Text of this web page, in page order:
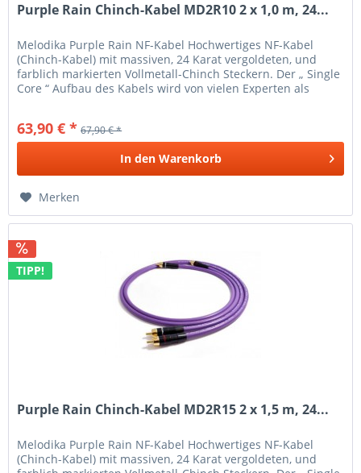
Purple Rain Chinch-Kabel MD2R10 2 x 1,0 m, 24...
Melodika Purple Rain NF-Kabel Hochwertiges NF-Kabel
(Chinch-Kabel) mit massiven, 24 Karat vergoldeten, und
farblich markierten Vollmetall-Chinch Steckern. Der „ Single
Core “ Aufbau des Kabels wird von vielen Experten als
63,90 € * 67,90 € *
In den Warenkorb
Merken
TIPP!
Purple Rain Chinch-Kabel MD2R15 2 x 1,5 m, 24...
Melodika Purple Rain NF-Kabel Hochwertiges NF-Kabel
(Chinch-Kabel) mit massiven, 24 Karat vergoldeten, und